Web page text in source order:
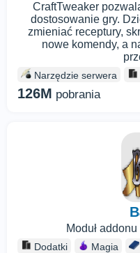
CraftTweaker
dostosowanie gry.
zmieniać receptury,
nowe komendy, a
Narzędzie serwera
126M pobrania
Moduł
Dodatki Magia